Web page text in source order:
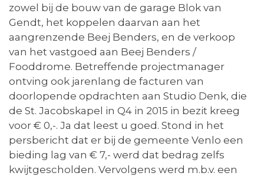
zowel bij de bouw van de garage Blok van
Gendt, het koppelen daarvan aan het
aangrenzende Beej Benders, en de verkoop
van het vastgoed aan Beej Benders /
Fooddrome. Betreffende projectmanager
ontving ook jarenlang de facturen van
doorlopende opdrachten aan Studio Denk, die
de St. Jacobskapel in Q4 in 2015 in bezit kreeg
voor € 0,-. Ja dat leest u goed. Stond in het
persbericht dat er bij de gemeente Venlo een
bieding lag van € 7,- werd dat bedrag zelfs
kwijtgescholden. Vervolgens werd m.b.v. een